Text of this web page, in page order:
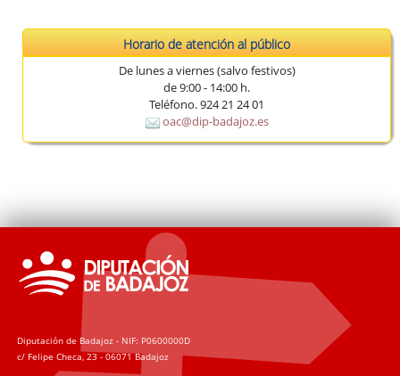
Horario de atención al público
De lunes a viernes (salvo festivos)
de 9:00 - 14:00 h.
Teléfono. 924 21 24 01
oac@dip-badajoz.es
Diputación de Badajoz - NIF: P0600000D
c/ Felipe Checa, 23 - 06071 Badajoz